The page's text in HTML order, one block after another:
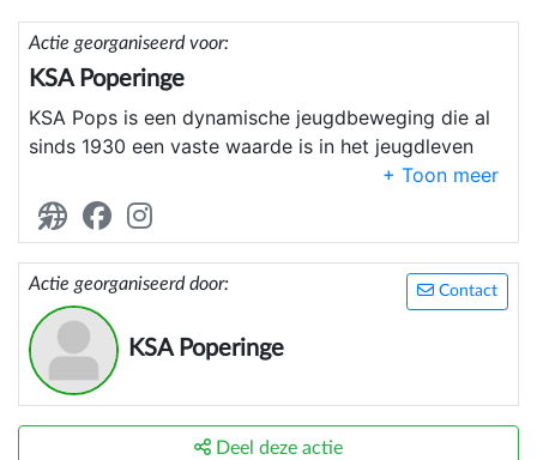
Actie georganiseerd voor:
KSA Poperinge
KSA Pops is een dynamische jeugdbeweging die al
sinds 1930 een vaste waarde is in het jeugdleven
van Poperinge. Iedere zaterdag organiseren ze
activiteiten voor kinderen van eerste tot en met het
vierde middelbaar, dit telkens van 14h tot 16h30.
Contact
Actie georganiseerd door:
KSA Poperinge
Deel deze actie